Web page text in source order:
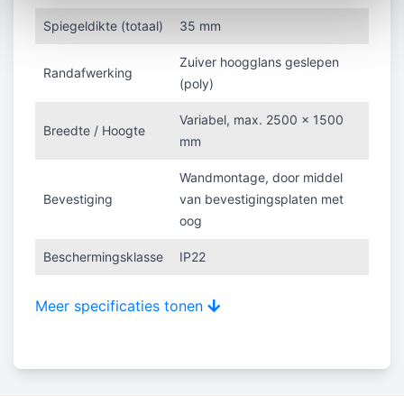
Spiegeldikte (totaal) 35 mm
Randafwerking
Zuiver hoogglans geslepen
(poly)
Breedte / Hoogte
Variabel, max. 2500 x 1500
mm
Bevestiging
Wandmontage, door middel
van bevestigingsplaten met
oog
Beschermingsklasse IP22
Meer specificaties tonen